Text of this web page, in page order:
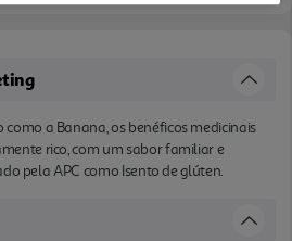
a Banana, os benéficos medicinais
rico, com um sabor familiar e
pela APC como Isento de glúten.